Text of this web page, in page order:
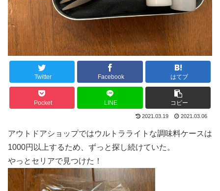
Twitter Facebook はてブ
Pocket LINE コピー
2021.03.19 2021.03.06
アウトドアショップではウルトラライトな調味料ケースは
1000円以上するため、ずっと探し続けていた。
やっとセリアで見つけた！